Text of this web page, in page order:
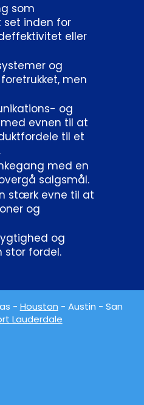
som
set inden for
eller
og
men
og
evnen til at
til et
med en
salgsmål.
stærk evne til at
og
og
stor fordel.
- Houston - Austin - San
Lauderdale